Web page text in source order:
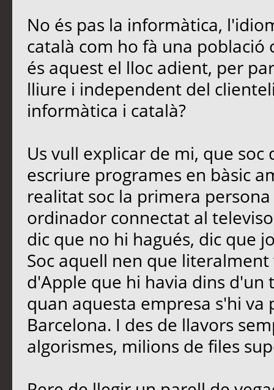
No és pas la informàtica,
català com ho fà una població
és aquest el lloc adient, per
lliure i independent del
informàtica i català?
Us vull explicar de mi, que
escriure programes en bàsic
realitat soc la primera
ordinador connectat al
dic que no hi hagués, dic que
Soc aquell nen que
d'Apple que hi havia dins
quan aquesta empresa s'hi
Barcelona. I des de llavors
algorismes, milions de files